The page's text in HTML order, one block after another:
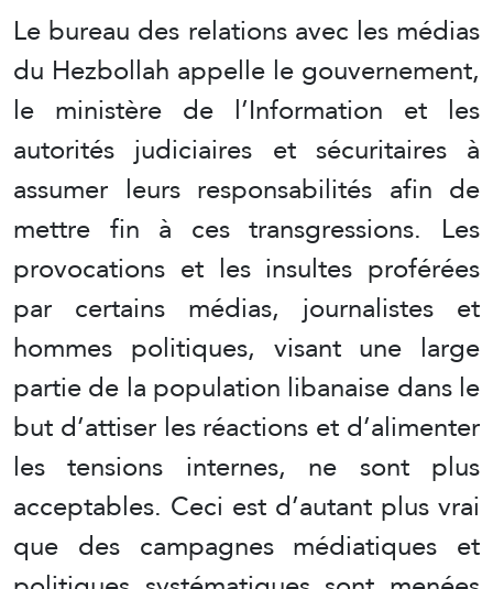
Le bureau des relations avec les médias
du Hezbollah appelle le gouvernement,
le ministère de l’Information et les
autorités judiciaires et sécuritaires à
assumer leurs responsabilités afin de
mettre fin à ces transgressions. Les
provocations et les insultes proférées
par certains médias, journalistes et
hommes politiques, visant une large
partie de la population libanaise dans le
but d’attiser les réactions et d’alimenter
les tensions internes, ne sont plus
acceptables. Ceci est d’autant plus vrai
que des campagnes médiatiques et